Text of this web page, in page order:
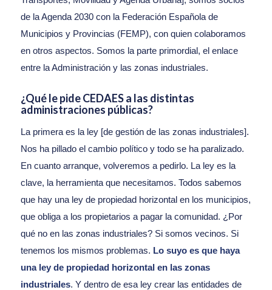
de la Agenda 2030 con la Federación Española de
Municipios y Provincias (FEMP), con quien colaboramos
en otros aspectos. Somos la parte primordial, el enlace
entre la Administración y las zonas industriales.
¿Qué le pide CEDAES a las distintas
administraciones públicas?
La primera es la ley [de gestión de las zonas industriales].
Nos ha pillado el cambio político y todo se ha paralizado.
En cuanto arranque, volveremos a pedirlo. La ley es la
clave, la herramienta que necesitamos. Todos sabemos
que hay una ley de propiedad horizontal en los municipios,
que obliga a los propietarios a pagar la comunidad. ¿Por
qué no en las zonas industriales? Si somos vecinos. Si
tenemos los mismos problemas. Lo suyo es que haya
una ley de propiedad horizontal en las zonas
industriales. Y dentro de esa ley crear las entidades de